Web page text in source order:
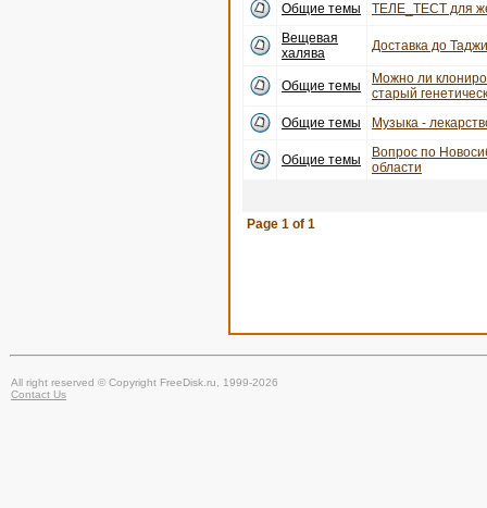
Общие темы
ТЕЛЕ_ТЕСТ для
Вещевая
халява
Доставка до
Общие темы
Можно ли
старый
Общие темы
Музыка -
Общие темы
Вопрос по
области
Page 1 of 1
All right reserved © Copyright FreeDisk.ru, 1999-2026
Contact Us